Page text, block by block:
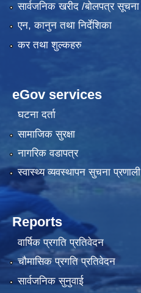
सार्वजनिक खरीद /बोलपत्र सूचना
एन, कानुन तथा निर्देशिका
कर तथा शुल्कहरु
eGov services
घटना दर्ता
सामाजिक सुरक्षा
नागरिक वडापत्र
स्वास्थ्य व्यवस्थापन सुचना प्रणाली
Reports
वार्षिक प्रगति प्रतिवेदन
चौमासिक प्रगति प्रतिवेदन
सार्वजनिक सुनुवाई